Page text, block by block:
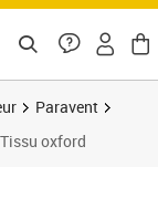
Paravent
oxford